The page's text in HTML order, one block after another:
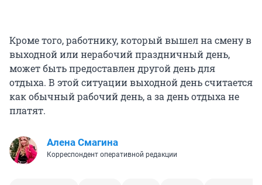
Кроме того, работнику, который вышел на смену в
выходной или нерабочий праздничный день,
может быть предоставлен другой день для
отдыха. В этой ситуации выходной день считается
как обычный рабочий день, а за день отдыха не
платят.
Алена Смагина
Корреспондент оперативной редакции